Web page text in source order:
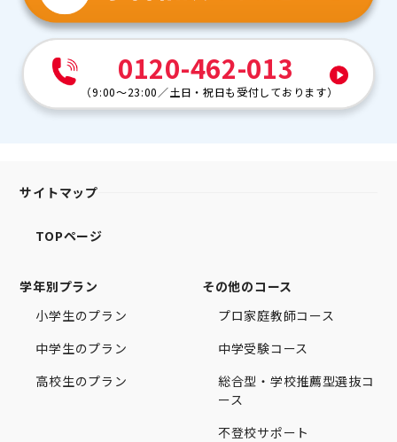
0120-462-013
（9:00～23:00 ／土日・祝日も受付しております）
サイトマップ
TOPページ
学年別プラン
小学生のプラン
中学生のプラン
高校生のプラン
その他のコース
プロ家庭教師コース
中学受験コース
総合型・学校推薦型選抜コ
ース
不登校サポート